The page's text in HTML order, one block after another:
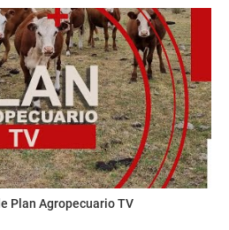
Plan Agropecuario TV